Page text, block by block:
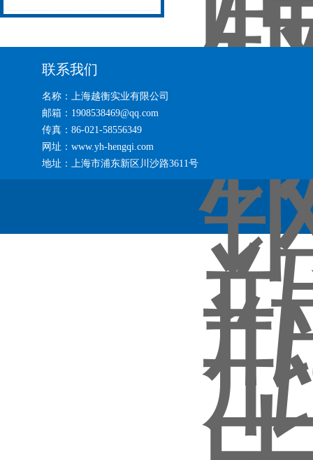
联系我们
名称：上海越衡实业有限公司
邮箱：1908538469@qq.com
传真：86-021-58556349
网址：www.yh-hengqi.com
地址：上海市浦东新区川沙路3611号